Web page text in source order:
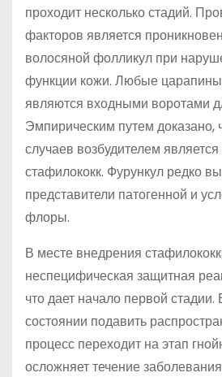
проходит несколько стадий.
факторов является
волосяной фолликул при
функции кожи. Любые
являются входными воротами
Эмпирическим путем доказано,
случаев возбудителем
стафилококк. Фурункул редко
представители патогенной и
флоры.
В месте внедрения
неспецифическая защитная
что дает начало первой
состоянии подавить
процесс переходит на этап
осложняет течение